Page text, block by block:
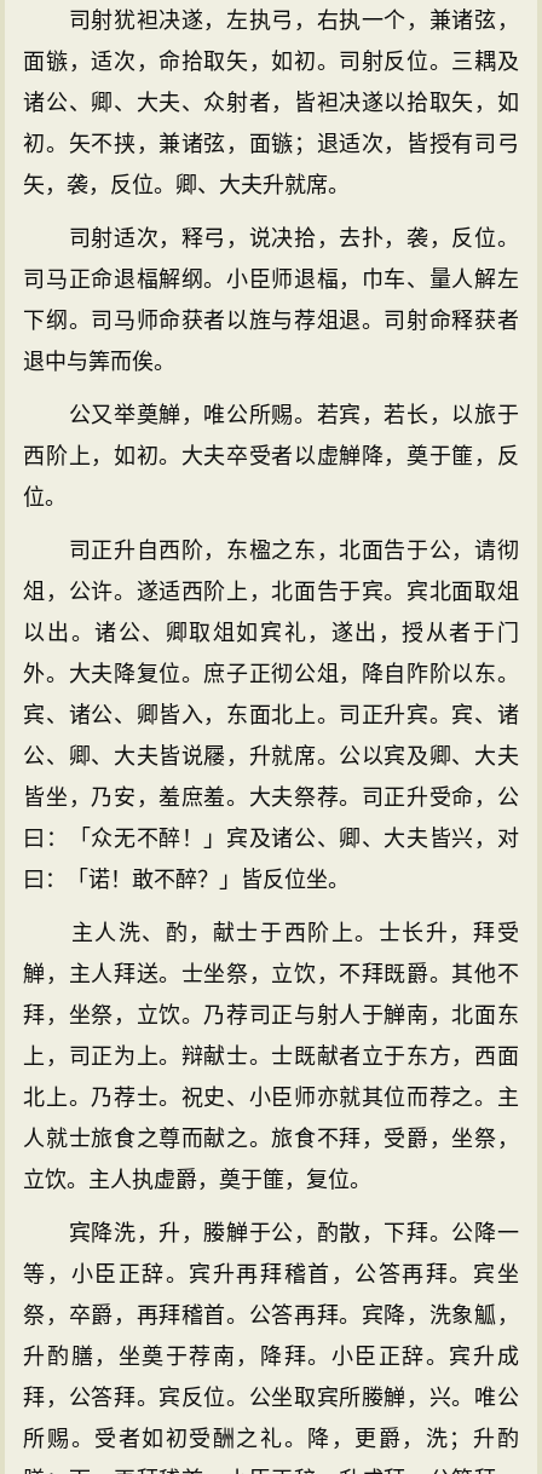
司射犹袒决遂，左执弓，右执一个，兼诸弦，
面镞，适次，命拾取矢，如初。司射反位。三耦及
诸公、卿、大夫、众射者，皆袒决遂以拾取矢，如
初。矢不挟，兼诸弦，面镞；退适次，皆授有司弓
矢，袭，反位。卿、大夫升就席。
司射适次，释弓，说决拾，去扑，袭，反位。
司马正命退楅解纲。小臣师退楅，巾车、量人解左
下纲。司马师命获者以旌与荐俎退。司射命释获者
退中与筭而俟。
公又举奠觯，唯公所赐。若宾，若长，以旅于
西阶上，如初。大夫卒受者以虚觯降，奠于篚，反
位。
司正升自西阶，东楹之东，北面告于公，请彻
俎，公许。遂适西阶上，北面告于宾。宾北面取俎
以出。诸公、卿取俎如宾礼，遂出，授从者于门
外。大夫降复位。庶子正彻公俎，降自阼阶以东。
宾、诸公、卿皆入，东面北上。司正升宾。宾、诸
公、卿、大夫皆说屦，升就席。公以宾及卿、大夫
皆坐，乃安，羞庶羞。大夫祭荐。司正升受命，公
曰：「众无不醉！」宾及诸公、卿、大夫皆兴，对
曰：「诺！敢不醉？」皆反位坐。
主人洗、酌，献士于西阶上。士长升，拜受
觯，主人拜送。士坐祭，立饮，不拜既爵。其他不
拜，坐祭，立饮。乃荐司正与射人于觯南，北面东
上，司正为上。辩献士。士既献者立于东方，西面
北上。乃荐士。祝史、小臣师亦就其位而荐之。主
人就士旅食之尊而献之。旅食不拜，受爵，坐祭，
立饮。主人执虚爵，奠于篚，复位。
宾降洗，升，媵觯于公，酌散，下拜。公降一
等，小臣正辞。宾升再拜稽首，公答再拜。宾坐
祭，卒爵，再拜稽首。公答再拜。宾降，洗象觚，
升酌膳，坐奠于荐南，降拜。小臣正辞。宾升成
拜，公答拜。宾反位。公坐取宾所媵觯，兴。唯公
所赐。受者如初受酬之礼。降，更爵，洗；升酌